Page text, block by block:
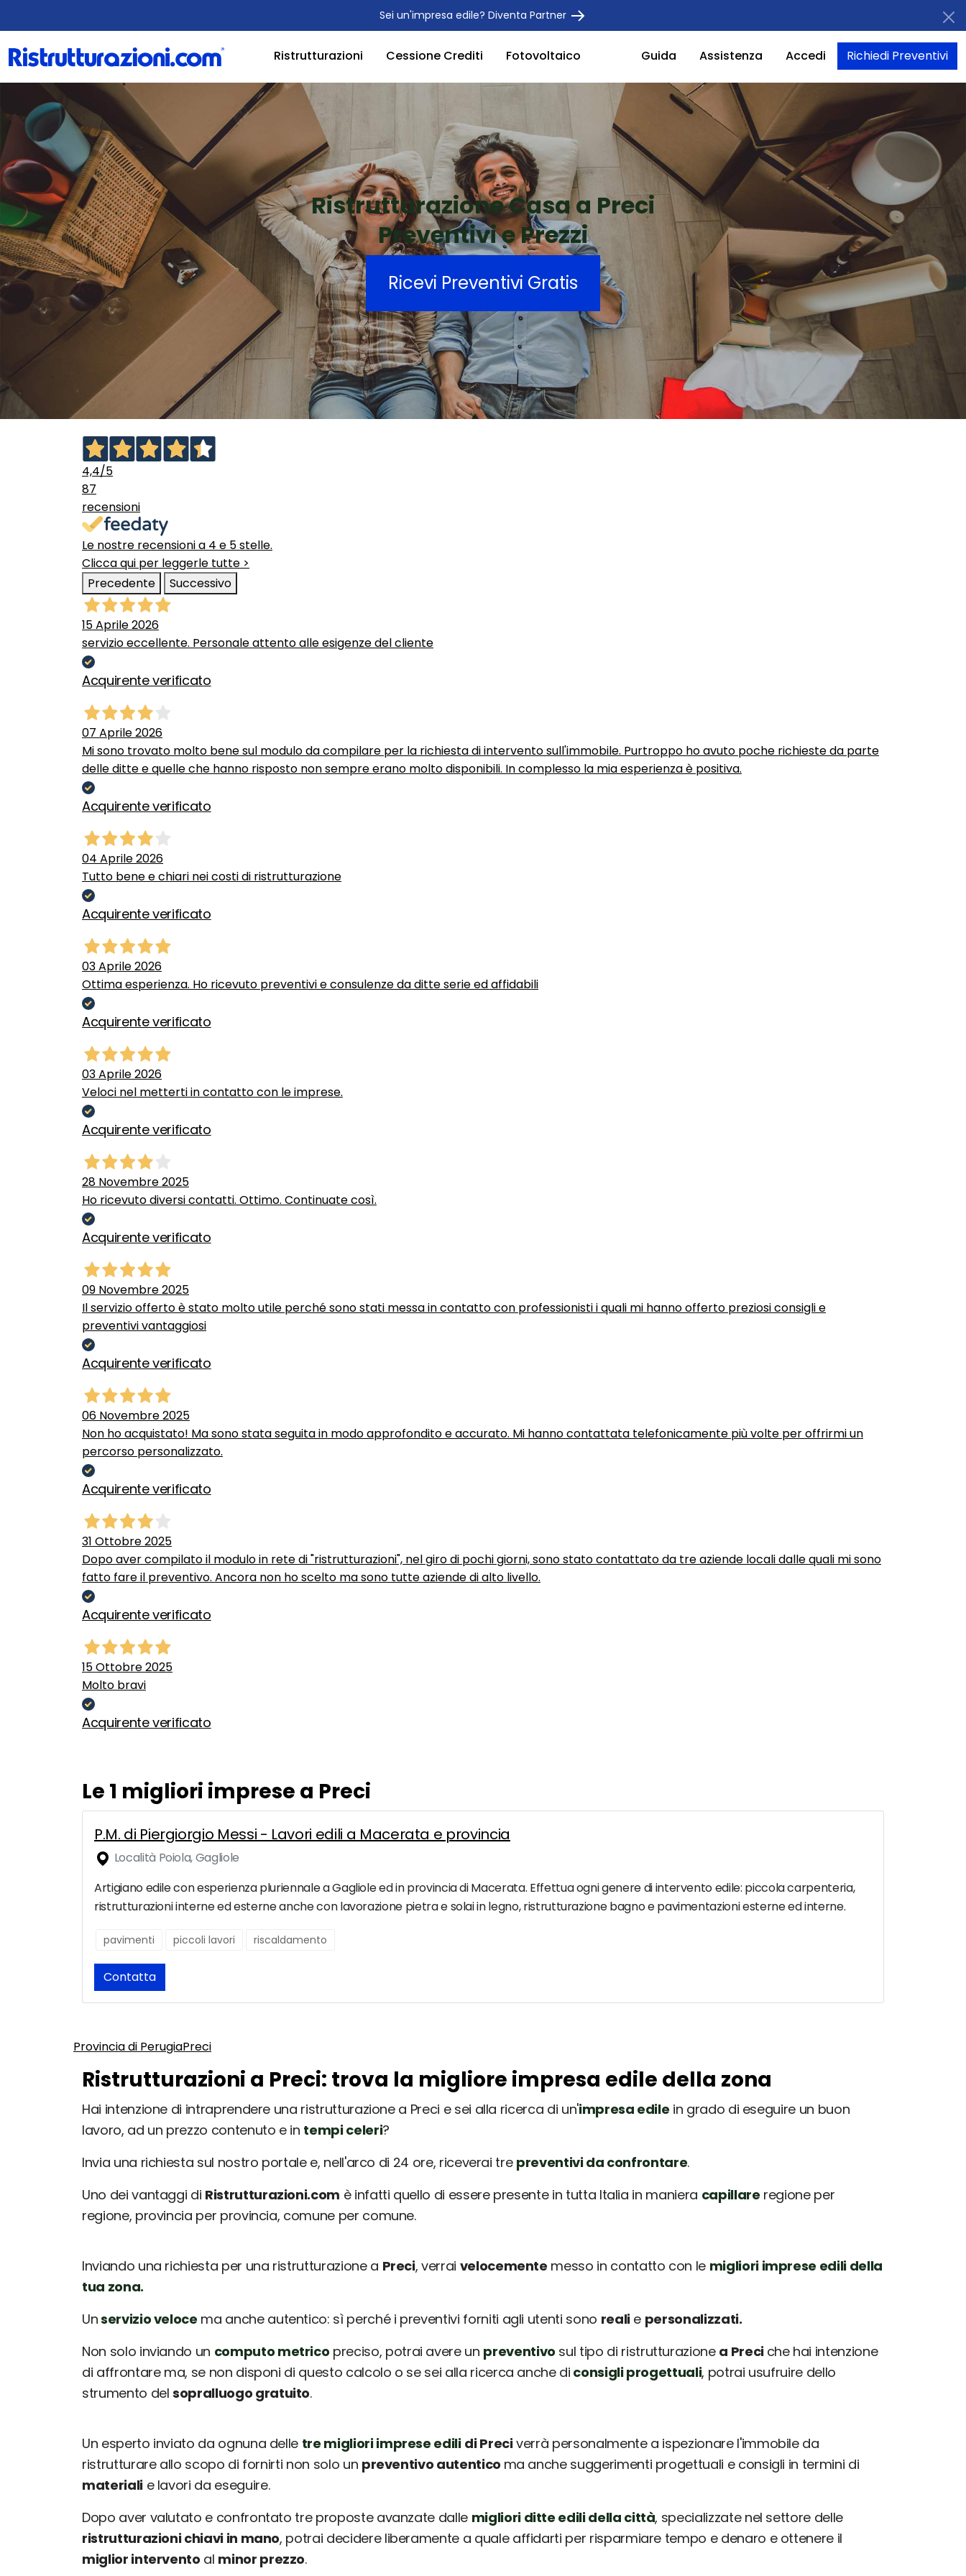
Sei un'impresa edile? Diventa Partner
Ristrutturazioni Cessione Crediti Fotovoltaico Guida Assistenza Accedi Richiedi Preventivi
Ristrutturazione Casa a Preci
Preventivi e Prezzi
Ricevi Preventivi Gratis
4,4/5
87
recensioni
Le nostre recensioni a 4 e 5 stelle.
Clicca qui per leggerle tutte >
Precedente
Successivo
15 Aprile 2026
servizio eccellente. Personale attento alle esigenze del cliente
Acquirente verificato
07 Aprile 2026
Mi sono trovato molto bene sul modulo da compilare per la richiesta di intervento sull'immobile. Purtroppo ho avuto poche richieste da parte
delle ditte e quelle che hanno risposto non sempre erano molto disponibili. In complesso la mia esperienza è positiva.
Acquirente verificato
04 Aprile 2026
Tutto bene e chiari nei costi di ristrutturazione
Acquirente verificato
03 Aprile 2026
Ottima esperienza. Ho ricevuto preventivi e consulenze da ditte serie ed affidabili
Acquirente verificato
03 Aprile 2026
Veloci nel metterti in contatto con le imprese.
Acquirente verificato
28 Novembre 2025
Ho ricevuto diversi contatti. Ottimo. Continuate così.
Acquirente verificato
09 Novembre 2025
Il servizio offerto è stato molto utile perché sono stati messa in contatto con professionisti i quali mi hanno offerto preziosi consigli e
preventivi vantaggiosi
Acquirente verificato
06 Novembre 2025
Non ho acquistato! Ma sono stata seguita in modo approfondito e accurato. Mi hanno contattata telefonicamente più volte per offrirmi un
percorso personalizzato.
Acquirente verificato
31 Ottobre 2025
Dopo aver compilato il modulo in rete di "ristrutturazioni", nel giro di pochi giorni, sono stato contattato da tre aziende locali dalle quali mi sono
fatto fare il preventivo. Ancora non ho scelto ma sono tutte aziende di alto livello.
Acquirente verificato
15 Ottobre 2025
Molto bravi
Acquirente verificato
Le 1 migliori imprese a Preci
P.M. di Piergiorgio Messi - Lavori edili a Macerata e provincia
Località Poiola, Gagliole
Artigiano edile con esperienza pluriennale a Gagliole ed in provincia di Macerata. Effettua ogni genere di intervento edile: piccola carpenteria,
ristrutturazioni interne ed esterne anche con lavorazione pietra e solai in legno, ristrutturazione bagno e pavimentazioni esterne ed interne.
pavimenti piccoli lavori riscaldamento
Contatta
Provincia di PerugiaPreci
Ristrutturazioni a Preci: trova la migliore impresa edile della zona
Hai intenzione di intraprendere una ristrutturazione a Preci e sei alla ricerca di un'impresa edile in grado di eseguire un buon
lavoro, ad un prezzo contenuto e in tempi celeri?
Invia una richiesta sul nostro portale e, nell'arco di 24 ore, riceverai tre preventivi da confrontare.
Uno dei vantaggi di Ristrutturazioni.com è infatti quello di essere presente in tutta Italia in maniera capillare regione per
regione, provincia per provincia, comune per comune.
Inviando una richiesta per una ristrutturazione a Preci, verrai velocemente messo in contatto con le migliori imprese edili della
tua zona.
Unservizio veloce ma anche autentico: sì perché i preventivi forniti agli utenti sono realie personalizzati.
Non solo inviando un computo metrico preciso, potrai avere un preventivo sul tipo di ristrutturazione a Preci che hai intenzione
di affrontare ma, se non disponi di questo calcolo o se sei alla ricerca anche di consigli progettuali, potrai usufruire dello
strumento delsopralluogo gratuito.
Un esperto inviato da ognuna delle tre migliori imprese edili di Preciverrà personalmente a ispezionare l'immobile da
ristrutturare allo scopo di fornirti non solo un preventivo autentico ma anche suggerimenti progettuali e consigli in termini di
materialie lavori da eseguire.
Dopo aver valutato e confrontato tre proposte avanzate dalle migliori ditte edili della città, specializzate nel settore delle
ristrutturazioni chiavi in mano, potrai decidere liberamente a quale affidarti per risparmiare tempo e denaro e ottenere il
miglior intervento al minor prezzo.